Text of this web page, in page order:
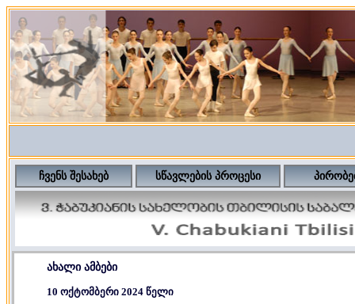
ჩვენს შესახებ სწავლების პროცესი
ახალი ამბები
10 ოქტომბერი 2024 წელი